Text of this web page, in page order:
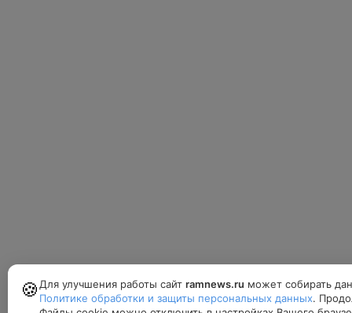
🍪 Для улучшения работы сайт ramnews.ru может собирать
Политике обработки и защиты персональных данных.